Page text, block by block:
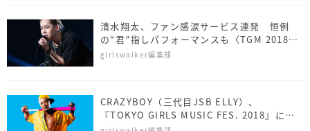
清水翔太、ファン感涙サービス連発 恒例
の“君”指しパフォーマンスも〈TGM 2018ラ
イブレポート〉
girlswalker編集部
CRAZYBOY（三代目JSB ELLY）、
『TOKYO GIRLS MUSIC FES. 2018』に出
演決定！